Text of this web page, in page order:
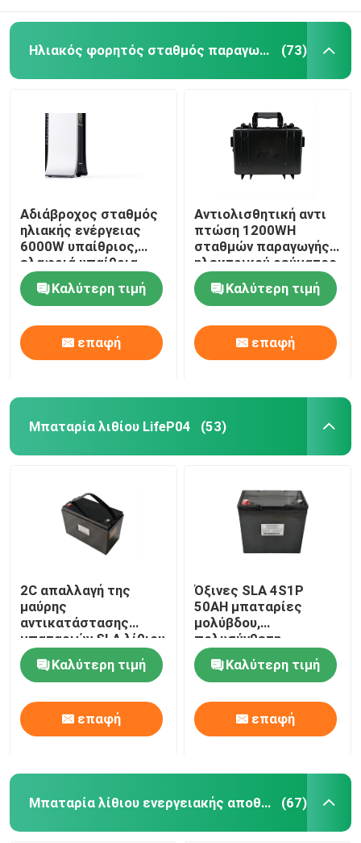
Ηλιακός φορητός σταθμός παραγωγής ηλεκτρικού ρεύματος (73)
Αδιάβροχος σταθμός
ηλιακής ενέργειας
6000W υπαίθριος,
ελαφριά υπαίθρια
κινητή παροχή
ηλεκτρικού ρεύματος
Καλύτερη τιμή
επαφή
Αντιολισθητική αντι
πτώση 1200WH
σταθμών παραγωγής
ηλεκτρικού ρεύματος
στρατοπέδευσης
υπαίθρια φορητή
Καλύτερη τιμή
επαφή
Μπαταρία λιθίου LifeP04 (53)
2C απαλλαγή της
μαύρης
αντικατάστασης
μπαταριών SLA λίθιου
LifeP04 για Camper
Van Backup
Καλύτερη τιμή
επαφή
Όξινες SLA 4S1P
50AH μπαταρίες
μολύβδου,
πολυσύνθετη
μπαταρία λίθιου με
BMSΚαλύτερη τιμή
επαφή
Μπαταρία λίθιου ενεργειακής αποθήκευσης (67)